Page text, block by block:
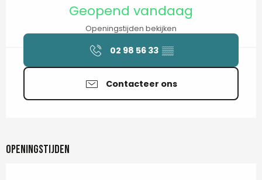
Geopend vandaag
Openingstijden bekijken
02 98 56 33 ▒▒
Contacteer ons
Openingstijden